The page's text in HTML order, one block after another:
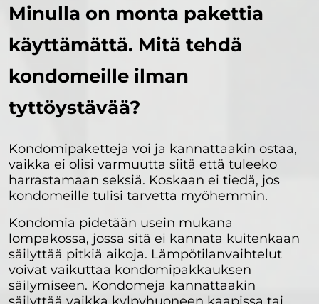
Minulla on monta pakettia
käyttämättä. Mitä tehdä
kondomeille ilman
tyttöystävää?
Kondomipaketteja voi ja kannattaakin ostaa,
vaikka ei olisi varmuutta siitä että tuleeko
harrastamaan seksiä. Koskaan ei tiedä, jos
kondomeille tulisi tarvetta myöhemmin.
Kondomia pidetään usein mukana
lompakossa, jossa sitä ei kannata kuitenkaan
säilyttää pitkiä aikoja. Lämpötilanvaihtelut
voivat vaikuttaa kondomipakkauksen
säilymiseen. Kondomeja kannattaakin